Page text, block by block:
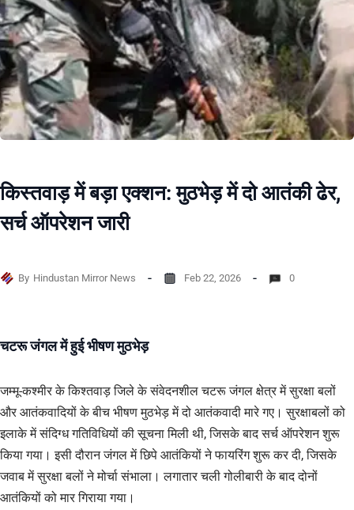
किस्तवाड़ में बड़ा एक्शन: मुठभेड़ में दो आतंकी ढेर,
सर्च ऑपरेशन जारी
By Hindustan Mirror News Feb 22, 2026 0
चटरू जंगल में हुई भीषण मुठभेड़
जम्मू-कश्मीर के किश्तवाड़ जिले के संवेदनशील चटरू जंगल क्षेत्र में सुरक्षा बलों
और आतंकवादियों के बीच भीषण मुठभेड़ में दो आतंकवादी मारे गए। सुरक्षाबलों को
इलाके में संदिग्ध गतिविधियों की सूचना मिली थी, जिसके बाद सर्च ऑपरेशन शुरू
किया गया। इसी दौरान जंगल में छिपे आतंकियों ने फायरिंग शुरू कर दी, जिसके
जवाब में सुरक्षा बलों ने मोर्चा संभाला। लगातार चली गोलीबारी के बाद दोनों
आतंकियों को मार गिराया गया।